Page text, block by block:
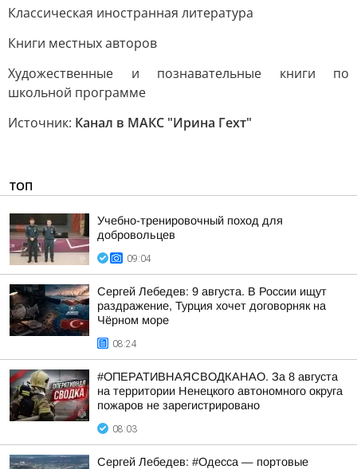
Классическая иностранная литература
Книги местных авторов
Художественные и познавательные книги по
школьной программе
Источник: Канал в МАКС "Ирина Гехт"
ТОП
Учебно-тренировочный поход для
добровольцев
09:04
Сергей Лебедев: 9 августа. В России ищут
раздражение, Турция хочет договорняк на
Чёрном море
08:24
#ОПЕРАТИВНАЯСВОДКАНАО. За 8 августа
на территории Ненецкого автономного округа
пожаров не зарегистрировано
08:03
Сергей Лебедев: #Одесса — портовые